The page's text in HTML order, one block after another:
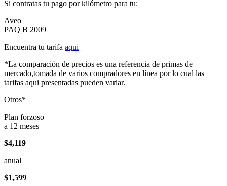
Si contratas tu pago por kilómetro para tu:
Aveo
PAQ B 2009
Encuentra tu tarifa aqui
*La comparación de precios es una referencia de primas de
mercado,tomada de varios compradores en línea por lo cual las
tarifas aqui presentadas pueden variar.
Otros*
Plan forzoso
a 12 meses
$4,119
anual
$1,599